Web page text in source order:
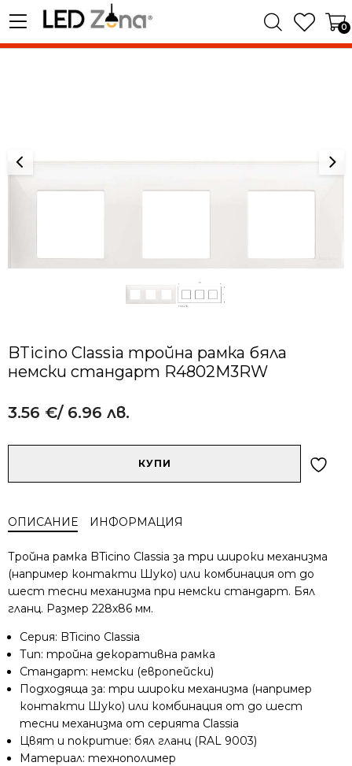
0
BTicino Classia тройна рамка бяла
немски стандарт R4802M3RW
3.56 €/ 6.96 лв.
тройна
бяла
немски
стандарт
R4802M3RW
КУПИ
ОПИСАНИЕ ИНФОРМАЦИЯ
Тройна рамка BTicino Classia за три широки механизма
(например контакти Шуко) или комбинация от до
шест тесни механизма при немски стандарт. Бял
гланц. Размер 228x86 мм.
Серия: BTicino Classia
Тип: тройна декоративна рамка
Стандарт: немски (европейски)
Подходяща за: три широки механизма (например
контакти Шуко) или комбинация от до шест
тесни механизма от серията Classia
Цвят и покритие: бял гланц (RAL 9003)
Материал: технополимер